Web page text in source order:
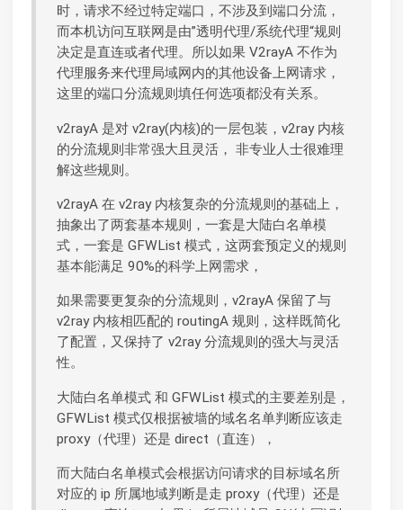
时，请求不经过特定端口，不涉及到端口分流，
而本机访问互联网是由”透明代理/系统代理“规则
决定是直连或者代理。所以如果 V2rayA 不作为
代理服务来代理局域网内的其他设备上网请求，
这里的端口分流规则填任何选项都没有关系。
v2rayA 是对 v2ray(内核)的一层包装，v2ray 内核
的分流规则非常强大且灵活， 非专业人士很难理
解这些规则。
v2rayA 在 v2ray 内核复杂的分流规则的基础上，
抽象出了两套基本规则，一套是大陆白名单模
式，一套是 GFWList 模式，这两套预定义的规则
基本能满足 90%的科学上网需求，
如果需要更复杂的分流规则，v2rayA 保留了与
v2ray 内核相匹配的 routingA 规则，这样既简化
了配置，又保持了 v2ray 分流规则的强大与灵活
性。
大陆白名单模式 和 GFWList 模式的主要差别是，
GFWList 模式仅根据被墙的域名名单判断应该走
proxy（代理）还是 direct（直连），
而大陆白名单模式会根据访问请求的目标域名所
对应的 ip 所属地域判断是走 proxy（代理）还是